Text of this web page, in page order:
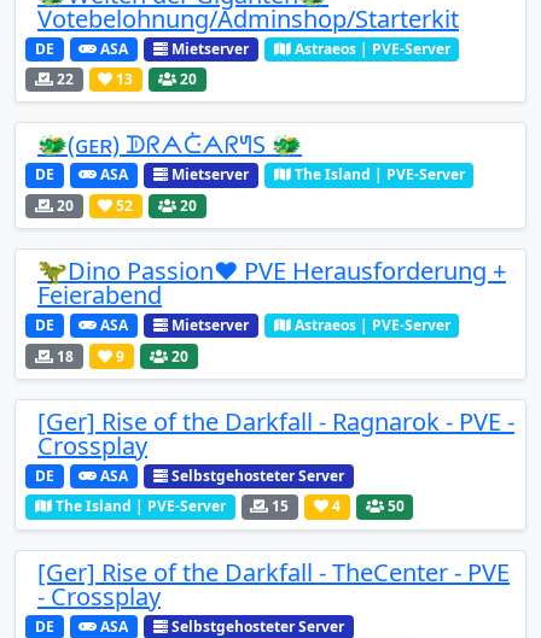
Votebelohnung/Adminshop/Starterkit
DE ASA Mietserver
Astraeos | PVE-Server
22
13 20
🐲(ɢᴇʀ) ᗫᖇᗅᑤᗅᖇᖻS 🐲
DE ASA Mietserver
The Island | PVE-Server
20
52 20
🦖Dino Passion❤️ PVE Herausforderung +
Feierabend
DE ASA Mietserver
Astraeos | PVE-Server
18
9 20
[Ger] Rise of the Darkfall - Ragnarok - PVE -
Crossplay
DE ASA
Selbstgehosteter Server
The Island | PVE-Server
15 4 50
[Ger] Rise of the Darkfall - TheCenter - PVE
- Crossplay
DE ASA
Selbstgehosteter Server